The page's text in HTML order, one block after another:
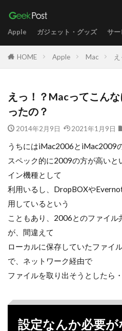
Apple ガジェット・グッズ サー
HOME Apple Mac
えっ！？Macってこん
ったの？
2014年2月9日 2021年1月9日
うちにはiMac2006とiMac2009
スペック的に2009の方が高いと
イン機種として
利用いるし、DropBOXや
用しているという
こともあり、2006とのファイル
が、間違えて
ローカルに保存していたファイ
で、ネットワーク経由で
ファイルを取り出そうとしたら
設定なんか必要